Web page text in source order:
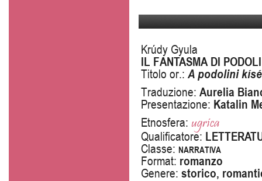
Krúdy Gyula
IL FANTASMA DI
Titolo or.: A podolini
Traduzione: Aurelia
Presentazione: Katalin
Etnosfera: ugrica
Qualificatore:
Classe: narrativa
Format: romanzo
Genere: storico,